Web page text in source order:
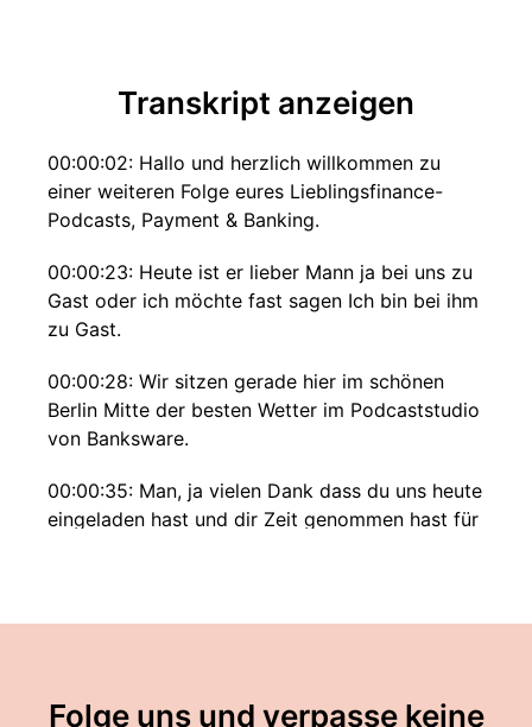
Transkript anzeigen
00:00:02: Hallo und herzlich willkommen zu
einer weiteren Folge eures Lieblingsfinance-
Podcasts, Payment & Banking.
00:00:23: Heute ist er lieber Mann ja bei uns zu
Gast oder ich möchte fast sagen Ich bin bei ihm
zu Gast.
00:00:28: Wir sitzen gerade hier im schönen
Berlin Mitte der besten Wetter im Podcaststudio
von Banksware.
00:00:35: Man, ja vielen Dank dass du uns heute
eingeladen hast und dir Zeit genommen hast für
00:00:46: schön dass du da bist und auch
Folge uns und verpasse keine